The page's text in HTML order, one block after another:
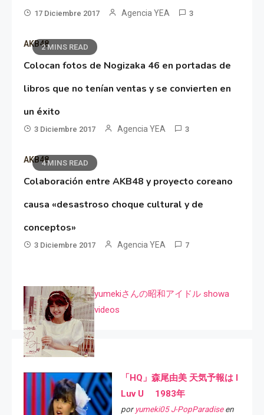
17 Diciembre 2017 Agencia YEA 3
2 MINS READ
AKB48
Colocan fotos de Nogizaka 46 en portadas de
libros que no tenían ventas y se convierten en
un éxito
3 Diciembre 2017 Agencia YEA 3
4 MINS READ
AKB48
Colaboración entre AKB48 y proyecto coreano
causa «desastroso choque cultural y de
conceptos»
3 Diciembre 2017 Agencia YEA 7
yumekiさんの昭和アイドル showa
videos
「HQ」森尾由美 天気予報は I
Luv U 1983年
por yumeki05 J-PopParadiseen